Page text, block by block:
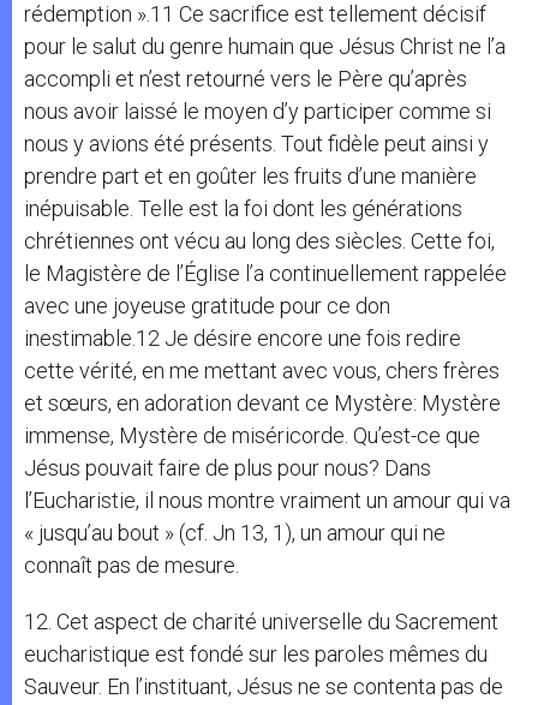
rédemption ».11 Ce sacrifice est tellement décisif
pour le salut du genre humain que Jésus Christ ne l’a
accompli et n’est retourné vers le Père qu’après
nous avoir laissé le moyen d’y participer comme si
nous y avions été présents. Tout fidèle peut ainsi y
prendre part et en goûter les fruits d’une manière
inépuisable. Telle est la foi dont les générations
chrétiennes ont vécu au long des siècles. Cette foi,
le Magistère de l’Église l’a continuellement rappelée
avec une joyeuse gratitude pour ce don
inestimable.12 Je désire encore une fois redire
cette vérité, en me mettant avec vous, chers frères
et sœurs, en adoration devant ce Mystère: Mystère
immense, Mystère de miséricorde. Qu’est-ce que
Jésus pouvait faire de plus pour nous? Dans
l’Eucharistie, il nous montre vraiment un amour qui va
« jusqu’au bout » (cf. Jn 13, 1), un amour qui ne
connaît pas de mesure.
12. Cet aspect de charité universelle du Sacrement
eucharistique est fondé sur les paroles mêmes du
Sauveur. En l’instituant, Jésus ne se contenta pas de